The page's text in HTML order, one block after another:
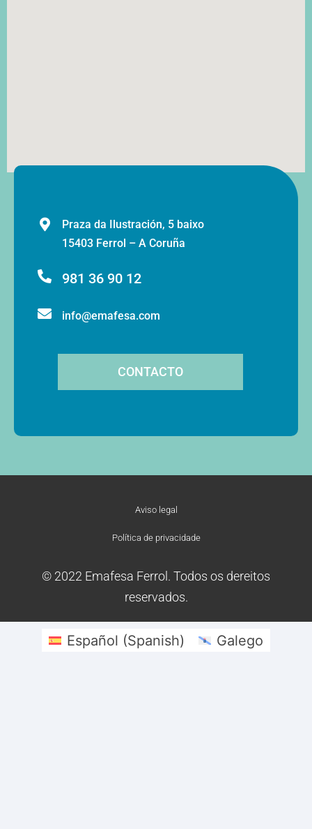
Praza da Ilustración, 5 baixo
15403 Ferrol – A Coruña
981 36 90 12
info@emafesa.com
CONTACTO
Aviso legal
Política de privacidade
© 2022 Emafesa Ferrol. Todos os dereitos
reservados.
Español (Spanish) Galego